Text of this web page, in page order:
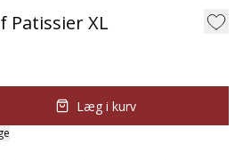
Patissier XL
Læg i kurv